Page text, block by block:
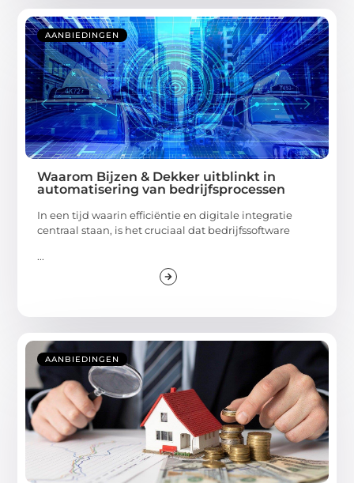
AANBIEDINGEN
Waarom Bijzen & Dekker uitblinkt in
automatisering van bedrijfsprocessen
In een tijd waarin efficiëntie en digitale integratie
centraal staan, is het cruciaal dat bedrijfssoftware
...
AANBIEDINGEN